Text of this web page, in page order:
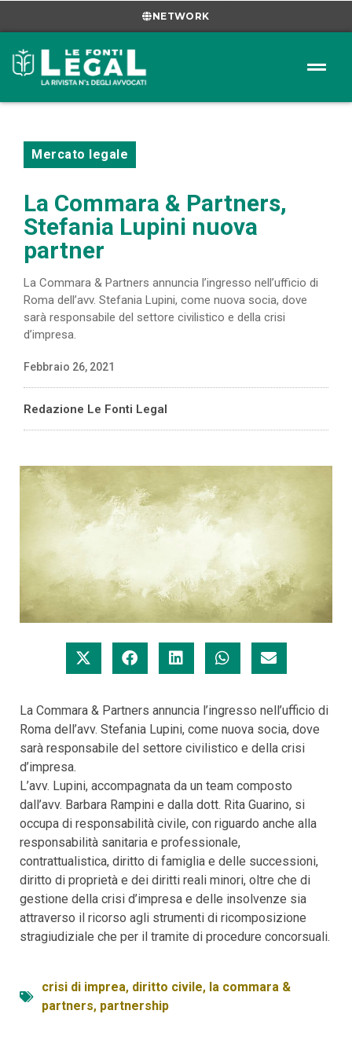
NETWORK
Mercato legale
La Commara & Partners,
Stefania Lupini nuova
partner
La Commara & Partners annuncia l’ingresso nell’ufficio di
Roma dell’avv. Stefania Lupini, come nuova socia, dove
sarà responsabile del settore civilistico e della crisi
d’impresa.
Febbraio 26, 2021
Redazione Le Fonti Legal
La Commara & Partners annuncia l’ingresso nell’ufficio di
Roma dell’avv. Stefania Lupini, come nuova socia, dove
sarà responsabile del settore civilistico e della crisi
d’impresa.
L’avv. Lupini, accompagnata da un team composto
dall’avv. Barbara Rampini e dalla dott. Rita Guarino, si
occupa di responsabilità civile, con riguardo anche alla
responsabilità sanitaria e professionale,
contrattualistica, diritto di famiglia e delle successioni,
diritto di proprietà e dei diritti reali minori, oltre che di
gestione della crisi d’impresa e delle insolvenze sia
attraverso il ricorso agli strumenti di ricomposizione
stragiudiziale che per il tramite di procedure concorsuali.
crisi di imprea, diritto civile, la commara &
partners, partnership